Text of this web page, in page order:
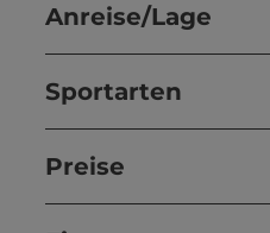
Anreise/Lage
Sportarten
Preise